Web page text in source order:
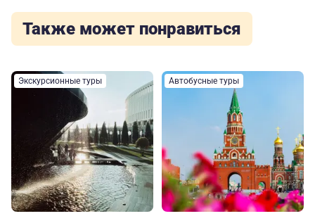
Также может понравиться
Экскурсионные туры Автобусные туры